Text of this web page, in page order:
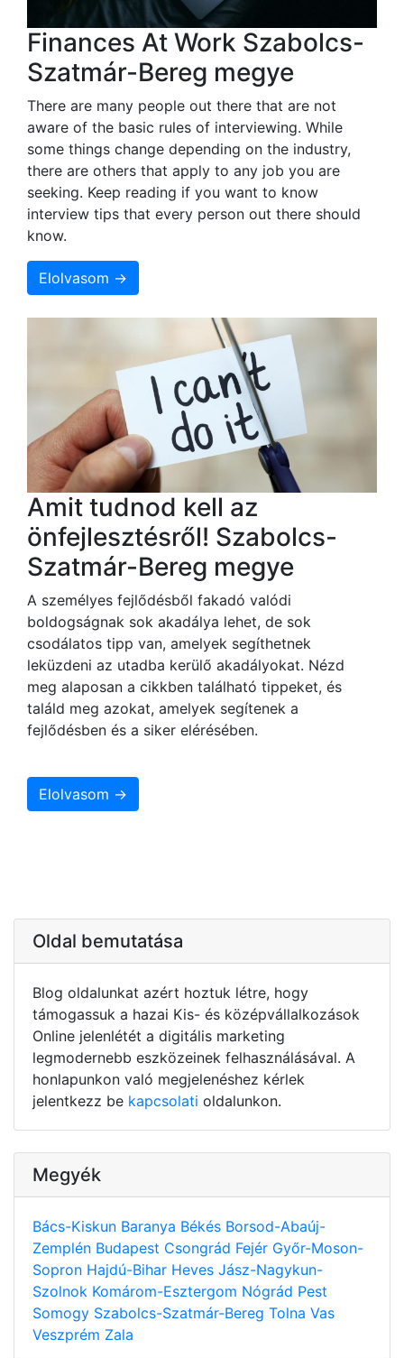
Finances At Work Szabolcs-
Szatmár-Bereg megye
There are many people out there that are not
aware of the basic rules of interviewing. While
some things change depending on the industry,
there are others that apply to any job you are
seeking. Keep reading if you want to know
interview tips that every person out there should
know.
Elolvasom →
Amit tudnod kell az
önfejlesztésről! Szabolcs-
Szatmár-Bereg megye
A személyes fejlődésből fakadó valódi
boldogságnak sok akadálya lehet, de sok
csodálatos tipp van, amelyek segíthetnek
leküzdeni az utadba kerülő akadályokat. Nézd
meg alaposan a cikkben található tippeket, és
találd meg azokat, amelyek segítenek a
fejlődésben és a siker elérésében.
Elolvasom →
Oldal bemutatása
Blog oldalunkat azért hoztuk létre, hogy
támogassuk a hazai Kis- és középvállalkozások
Online jelenlétét a digitális marketing
legmodernebb eszközeinek felhasználásával. A
honlapunkon való megjelenéshez kérlek
jelentkezz be kapcsolati oldalunkon.
Megyék
Bács-Kiskun Baranya Békés Borsod-Abaúj-
Zemplén Budapest Csongrád Fejér Győr-Moson-
Sopron Hajdú-Bihar Heves Jász-Nagykun-
Szolnok Komárom-Esztergom Nógrád Pest
Somogy Szabolcs-Szatmár-Bereg Tolna Vas
Veszprém Zala